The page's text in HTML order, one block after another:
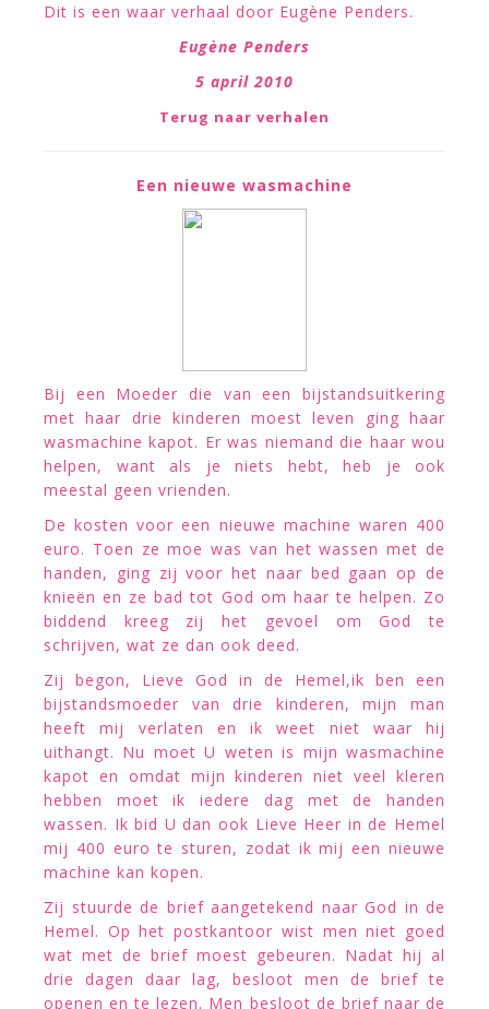
Dit is een waar verhaal door Eugène Penders.
Eugène Penders
5 april 2010
Terug naar verhalen
Een nieuwe wasmachine
Bij een Moeder die van een bijstandsuitkering
met haar drie kinderen moest leven ging haar
wasmachine kapot. Er was niemand die haar wou
helpen, want als je niets hebt, heb je ook
meestal geen vrienden.
De kosten voor een nieuwe machine waren 400
euro. Toen ze moe was van het wassen met de
handen, ging zij voor het naar bed gaan op de
knieën en ze bad tot God om haar te helpen. Zo
biddend kreeg zij het gevoel om God te
schrijven, wat ze dan ook deed.
Zij begon, Lieve God in de Hemel,ik ben een
bijstandsmoeder van drie kinderen, mijn man
heeft mij verlaten en ik weet niet waar hij
uithangt. Nu moet U weten is mijn wasmachine
kapot en omdat mijn kinderen niet veel kleren
hebben moet ik iedere dag met de handen
wassen. Ik bid U dan ook Lieve Heer in de Hemel
mij 400 euro te sturen, zodat ik mij een nieuwe
machine kan kopen.
Zij stuurde de brief aangetekend naar God in de
Hemel. Op het postkantoor wist men niet goed
wat met de brief moest gebeuren. Nadat hij al
drie dagen daar lag, besloot men de brief te
openen en te lezen. Men besloot de brief naar de